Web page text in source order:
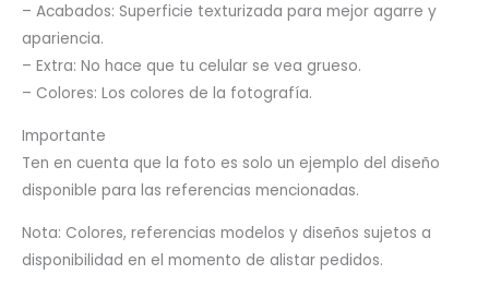
– Acabados: Superficie texturizada para mejor agarre y
apariencia.
– Extra: No hace que tu celular se vea grueso.
– Colores: Los colores de la fotografía.
Importante
Ten en cuenta que la foto es solo un ejemplo del diseño
disponible para las referencias mencionadas.
Nota: Colores, referencias modelos y diseños sujetos a
disponibilidad en el momento de alistar pedidos.